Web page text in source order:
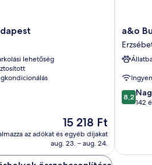
lehetőség
Az
15 218 Ft
15 218 Ft
az adókat és egyéb díjakat
aug. 23. – aug. 24.
a&o
City
-
a&o
8.2
8,2
142